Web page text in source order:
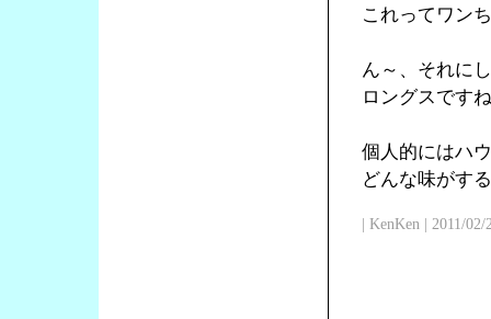
これってワン
ん～、それに
ロングスです
個人的にはハ
どんな味がす
| KenKen | 2011/